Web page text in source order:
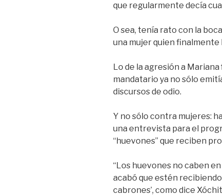
que regularmente decía
O sea, tenía rato con la
una mujer quien finalmente
Lo de la agresión a
mandatario ya no sólo
discursos de odio.
Y no sólo contra mujeres:
una entrevista para el
“huevones” que reciben
“Los huevones no caben
acabó que estén
cabrones’, como dice